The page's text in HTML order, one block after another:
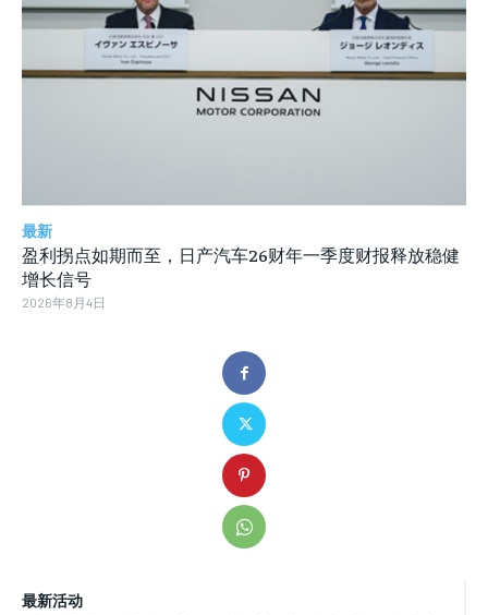
最新活动
最新
盈利拐点如期而至，日产汽车26财年一季度财报释放稳健
增长信号
2026年8月4日